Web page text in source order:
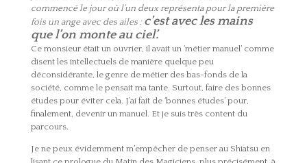
commencé le jour où l’un deux représenta pour la première
fois un ange avec des ailes : c’est avec les mains
que l’on monte au ciel’.
Ce monsieur était un ouvrier, il avait un ‘métier manuel’ comme
disent les intellectuels de manière quelque peu
déconsidérante, le genre de métier des bas-fonds de la
société, comme le pensait ma tante. Surtout, faire des bonnes
études pour éviter cela. J’ai fait de ‘bonnes études’ pour,
finalement, devenir un manuel. Et je suis très content du
parcours.
Je ne peux évidemment m’empêcher de penser au Shiatsu en